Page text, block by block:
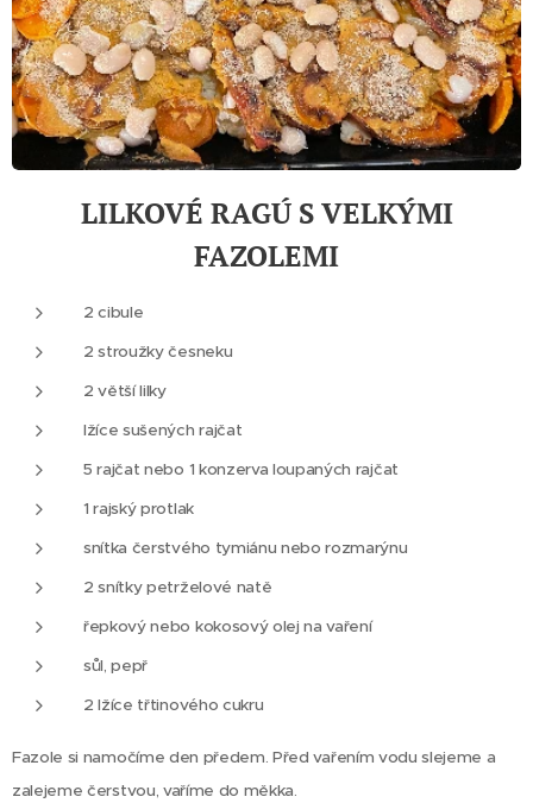
LILKOVÉ RAGÚ S VELKÝMI
FAZOLEMI
2 cibule
2 stroužky česneku
2 větší lilky
lžíce sušených rajčat
5 rajčat nebo 1 konzerva loupaných rajčat
1 rajský protlak
snítka čerstvého tymiánu nebo rozmarýnu
2 snítky petrželové natě
řepkový nebo kokosový olej na vaření
sůl, pepř
2 lžíce třtinového cukru
Fazole si namočíme den předem. Před vařením vodu slejeme a
zalejeme čerstvou, vaříme do měkka.